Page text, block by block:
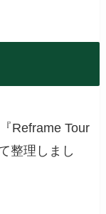
Reframe Tour
整理しまし